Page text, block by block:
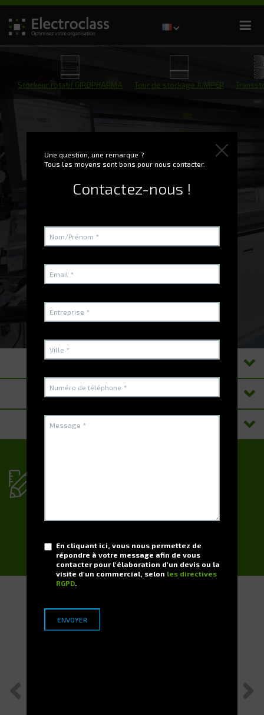
Stockeur rotatif GIROPHARMA Tour de stockage JUMPER
Logiciel WMS G-
STOCK Pharma
PRODUITS
SUITES
DEMANDER
Applications Terrains
Une question, une remarque ?
Tous les moyens sont bons pour nous contacter.
Contactez-nous !
En cliquant ici, vous nous permettez de
répondre à votre message afin de vous
contacter pour l'élaboration d'un devis ou la
visite d'un commercial, selon les directives
RGPD.